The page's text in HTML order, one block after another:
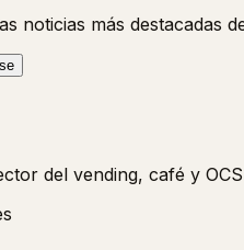
noticias más destacadas
del vending, café y